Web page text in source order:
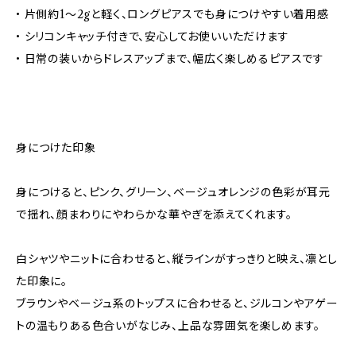
• 片側約1〜2gと軽く、ロングピアスでも身につけやすい着用感
• シリコンキャッチ付きで、安心してお使いいただけます
• 日常の装いからドレスアップまで、幅広く楽しめるピアスです
身につけた印象
身につけると、ピンク、グリーン、ベージュオレンジの色彩が耳元
で揺れ、顔まわりにやわらかな華やぎを添えてくれます。
白シャツやニットに合わせると、縦ラインがすっきりと映え、凛とし
た印象に。
ブラウンやベージュ系のトップスに合わせると、ジルコンやアゲー
トの温もりある色合いがなじみ、上品な雰囲気を楽しめます。